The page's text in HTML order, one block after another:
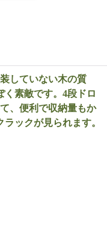
していない木の質
素敵です。4段ドロ
、便利で収納量もか
ックが見られます。